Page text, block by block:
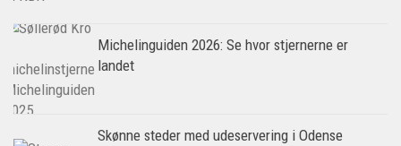
Michelinguiden 2026: Se hvor stjernerne er
landet
Skønne steder med udeservering i Odense